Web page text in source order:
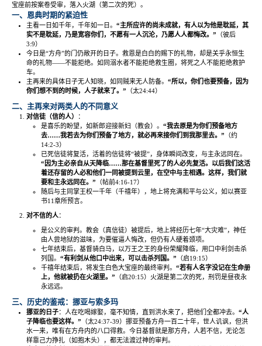
宝座前按案卷受审，落入火湖（第二次的死）。
一、恩典时期的紧迫性
主看一日如千年，千年如一日。 “主所应许的尚未成就，有人以为他是耽延，其
实不是耽延，乃是宽容你们，不愿有一人沉沦，乃愿人人都悔改。 ” （彼后
3:9）
今日是“方舟”的门仍敞开的日子。救恩是白白的赐下的礼物，却是关乎永恒生
命的礼物——不能拒绝。如同溺水者不能拒绝救生圈，将死之人不能拒绝救护
车。
主再来的具体日子无人知晓，如同贼来无人防备。 “所以，你们也要预备，因为
你们想不到的时候，人子就来了。 ” （太24:44）
二、主再来对两类人的不同意义
对信徒（信的人）
：
是喜乐的盼望，如新郎迎接新妇（教会）。 “我去原是为你们预备地方
去……我若去为你们预备了地方，就必再来接你们到我那里去。 ” （约
14:2-3）
已死信徒将复活，活着的信徒将“被提”，身体瞬间改变，与主永远同在。
“ 因为主必亲自从天降临……那在基督里死了的人必先复活。以后我们这活
着还存留的人必和他们一同被提到云里，在空中与主相遇。这样，我们就
要和主永远同在。 ” （帖前4:16-17）
随后与主同掌王权一千年（千禧年），地上将充满和平与公义，如以赛亚
书11章所预言。
对不信的人：
是公义的审判。教会（真信徒）被提后，地上将经历七年“大灾难”，神任
由人尝地狱的滋味，为要催逼人悔改，但仍有人硬着颈项。
七年结束后，基督骑白马，以万王之王的身份荣耀降临，用口中利剑击杀
列国。 “有利剑从他口中出来，可以击杀列国。 ” （启19:15）
千禧年结束后，将发生白色大宝座的最终审判。 “若有人名字没记在生命册
上，他就被扔在火湖里。 ” （启20:15）火湖是第二次的死，刑罚是昼夜永
永远远。
三、历史的鉴戒：挪亚与索多玛
挪亚的日子：人在吃喝嫁娶，毫不知情，直到洪水来了，把他们全都冲去。 “人
子降临也要这样。 ” （太24:37-39）挪亚预备方舟一百二十年，世人讥讽，但洪
水一来，唯有在方舟内的八口得救。今日基督就是那方舟，人若不信，无论怎
样靠己力挣扎（如抱木头），都无法渡过神的审判。